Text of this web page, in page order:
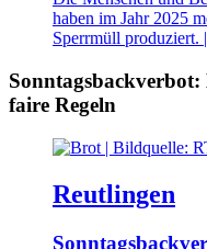
haben im Jahr 2025
Sperrmüll produziert. |
faire Regeln
Reutlingen